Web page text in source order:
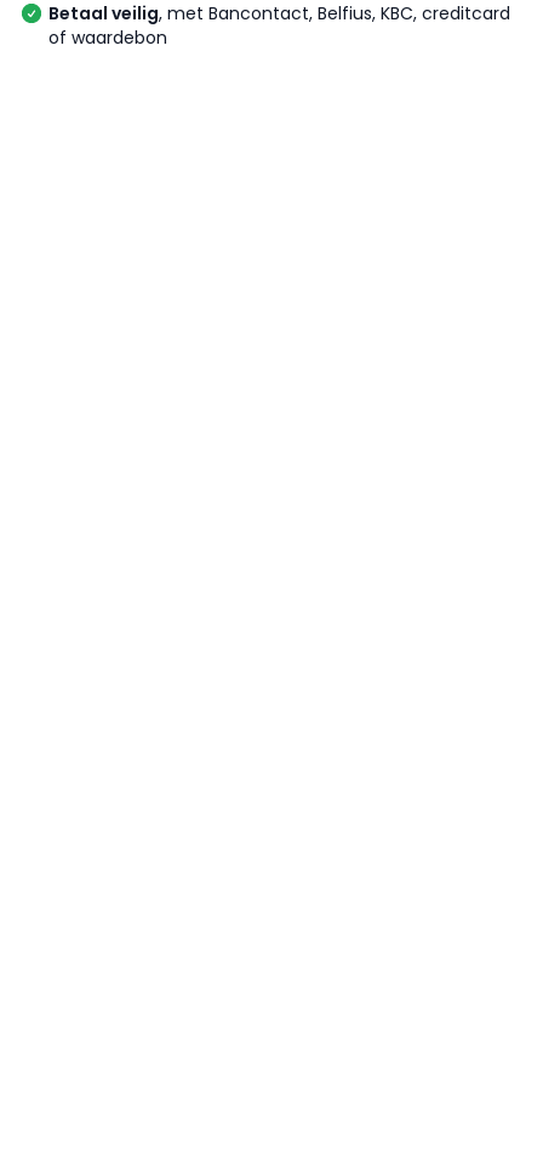
Betaal veilig, met Bancontact, Belfius, KBC, creditcard
of waardebon